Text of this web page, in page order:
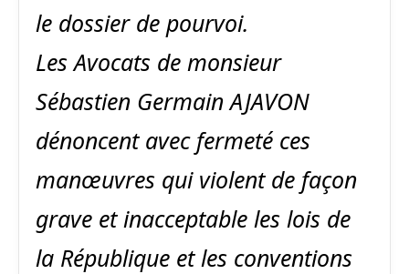
le dossier de pourvoi.
Les Avocats de monsieur
Sébastien Germain AJAVON
dénoncent avec fermeté ces
manœuvres qui violent de façon
grave et inacceptable les lois de
la République et les conventions